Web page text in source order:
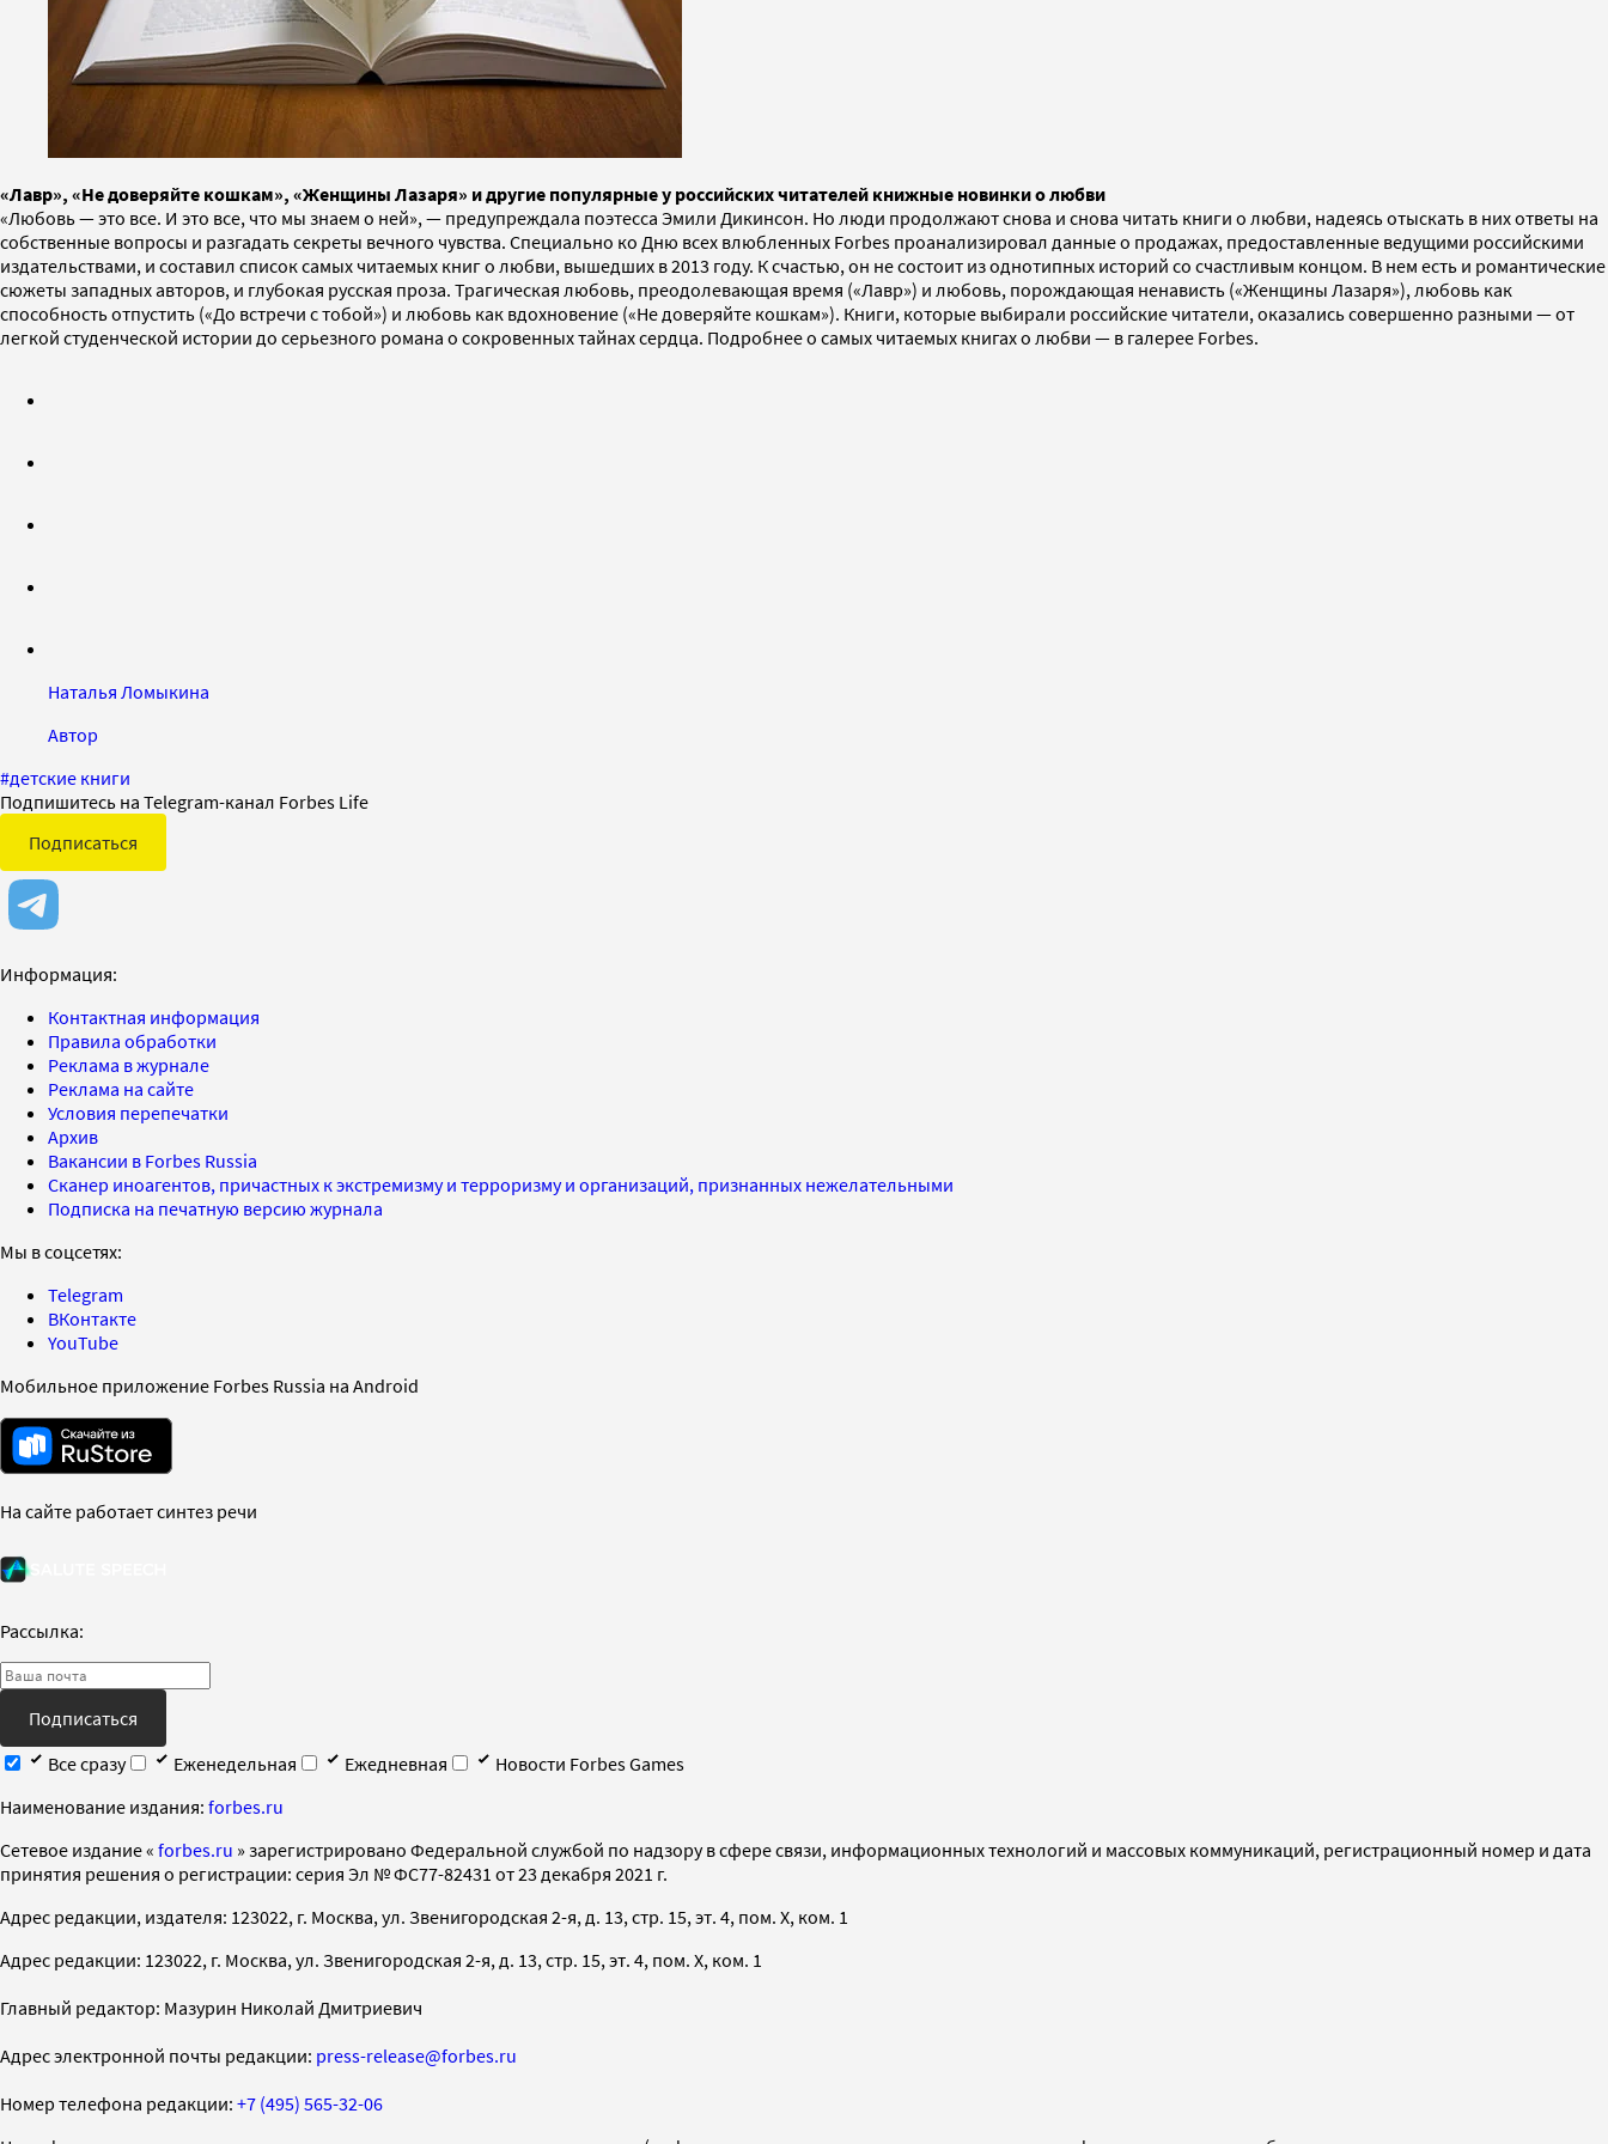
«Лавр», «Не доверяйте кошкам», «Женщины Лазаря» и другие популярные у российских читателей книжные новинки о любви
«Любовь — это все. И это все, что мы знаем о ней», — предупреждала поэтесса Эмили Дикинсон. Но люди продолжают снова и снова читать книги о любви, надеясь отыскать в них ответы на
собственные вопросы и разгадать секреты вечного чувства. Специально ко Дню всех влюбленных Forbes проанализировал данные о продажах, предоставленные ведущими российскими
издательствами, и составил список самых читаемых книг о любви, вышедших в 2013 году. К счастью, он не состоит из однотипных историй со счастливым концом. В нем есть и романтические
сюжеты западных авторов, и глубокая русская проза. Трагическая любовь, преодолевающая время («Лавр») и любовь, порождающая ненависть («Женщины Лазаря»), любовь как
способность отпустить («До встречи с тобой») и любовь как вдохновение («Не доверяйте кошкам»). Книги, которые выбирали российские читатели, оказались совершенно разными — от
легкой студенческой истории до серьезного романа о сокровенных тайнах сердца. Подробнее о самых читаемых книгах о любви — в галерее Forbes.
Наталья Ломыкина
Автор
#детские книги
Подпишитесь на Telegram-канал Forbes Life
Подписаться
Информация:
Контактная информация
Правила обработки
Реклама в журнале
Реклама на сайте
Условия перепечатки
Архив
Вакансии в Forbes Russia
Сканер иноагентов, причастных к экстремизму и терроризму и организаций, признанных нежелательными
Подписка на печатную версию журнала
Мы в соцсетях:
Telegram
ВКонтакте
YouTube
Мобильное приложение Forbes Russia на Android
На сайте работает синтез речи
Рассылка:
Подписаться
Все сразу
Еженедельная Ежедневная
Новости Forbes Games
Наименование издания: forbes.ru
Cетевое издание « forbes.ru » зарегистрировано Федеральной службой по надзору в сфере связи, информационных технологий и массовых коммуникаций, регистрационный номер и дата
принятия решения о регистрации: серия Эл № ФС77-82431 от 23 декабря 2021 г.
Адрес редакции, издателя: 123022, г. Москва, ул. Звенигородская 2-я, д. 13, стр. 15, эт. 4, пом. X, ком. 1
Адрес редакции: 123022, г. Москва, ул. Звенигородская 2-я, д. 13, стр. 15, эт. 4, пом. X, ком. 1
Главный редактор: Мазурин Николай Дмитриевич
Адрес электронной почты редакции: press-release@forbes.ru
Номер телефона редакции: +7 (495) 565-32-06